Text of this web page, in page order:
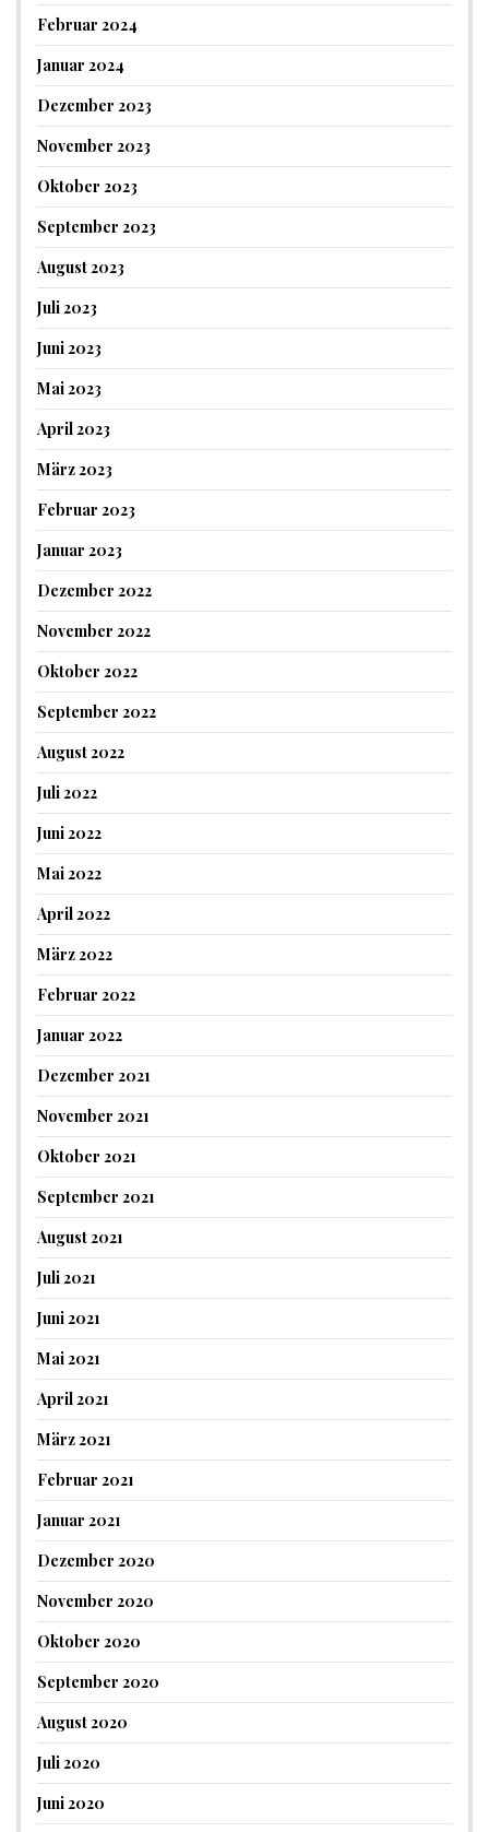
Februar 2024
Januar 2024
Dezember 2023
November 2023
Oktober 2023
September 2023
August 2023
Juli 2023
Juni 2023
Mai 2023
April 2023
März 2023
Februar 2023
Januar 2023
Dezember 2022
November 2022
Oktober 2022
September 2022
August 2022
Juli 2022
Juni 2022
Mai 2022
April 2022
März 2022
Februar 2022
Januar 2022
Dezember 2021
November 2021
Oktober 2021
September 2021
August 2021
Juli 2021
Juni 2021
Mai 2021
April 2021
März 2021
Februar 2021
Januar 2021
Dezember 2020
November 2020
Oktober 2020
September 2020
August 2020
Juli 2020
Juni 2020